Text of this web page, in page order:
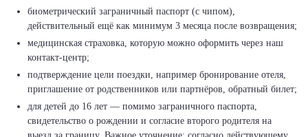
биометрический заграничный паспорт (с чипом),
действительный ещё как минимум 3 месяца после возвращения;
медицинская страховка, которую можно оформить через наш
контакт-центр;
подтверждение цели поездки, например бронирование отеля,
приглашение от родственников или партнёров, обратный билет;
для детей до 16 лет — помимо заграничного паспорта,
свидетельство о рождении и согласие второго родителя на